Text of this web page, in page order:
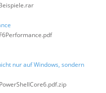
nur auf Windows, sondern